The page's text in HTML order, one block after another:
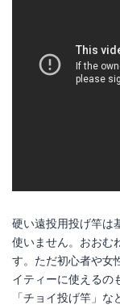
硬い遠投用投げ竿は
使いません。おおむ
す。ただ初心者や女
イティーに使えるの
「チョイ投げ竿」な